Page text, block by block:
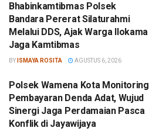
Bhabinkamtibmas Polsek
Bandara Pererat Silaturahmi
Melalui DDS, Ajak Warga Ilokama
Jaga Kamtibmas
BY ISMAYA ROSITA AGUSTUS 6, 2026
Polsek Wamena Kota Monitoring
Pembayaran Denda Adat, Wujud
Sinergi Jaga Perdamaian Pasca
Konflik di Jayawijaya